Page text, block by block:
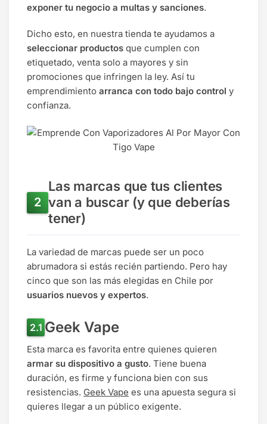
exponer tu negocio a multas y sanciones.
Dicho esto, en nuestra tienda te ayudamos a
seleccionar productos que cumplen con
etiquetado, venta solo a mayores y sin
promociones que infringen la ley. Así tu
emprendimiento arranca con todo bajo control y
confianza.
Las marcas que tus clientes
van a buscar (y que deberías
tener)
La variedad de marcas puede ser un poco
abrumadora si estás recién partiendo. Pero hay
cinco que son las más elegidas en Chile por
usuarios nuevos y expertos.
Geek Vape
Esta marca es favorita entre quienes quieren
armar su dispositivo a gusto. Tiene buena
duración, es firme y funciona bien con sus
resistencias. Geek Vape es una apuesta segura si
quieres llegar a un público exigente.